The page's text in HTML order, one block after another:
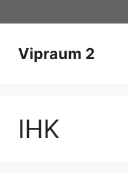
Inhalt
Vipraum 2
IHK